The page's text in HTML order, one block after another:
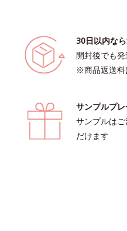
30日以内な
開封後でも
※商品返送料
サンプルプレ
サンプルは
だけます